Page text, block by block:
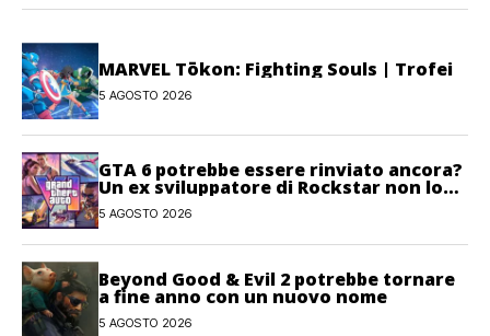
MARVEL Tōkon: Fighting Souls | Trofei
5 AGOSTO 2026
GTA 6 potrebbe essere rinviato ancora?
Un ex sviluppatore di Rockstar non lo
esclude
5 AGOSTO 2026
Beyond Good & Evil 2 potrebbe tornare
a fine anno con un nuovo nome
5 AGOSTO 2026